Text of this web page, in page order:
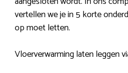
vertellen we je in 5 korte
op moet letten.
Vloerverwarming laten leggen